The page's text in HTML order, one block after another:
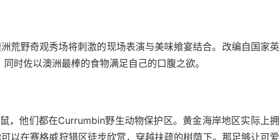
荒野奇观秀场将刺激的现场表演与美味飨宴结合。改编自国家英
时佐以澳洲最棒的食物满足自己的口腹之欲。
，他们都在Currumbin野生动物保护区。黄金海岸地区实际上拥
以在赛格威狩猎区徒步欣赏，穿越扶疏的树荫下。那足够让可爱